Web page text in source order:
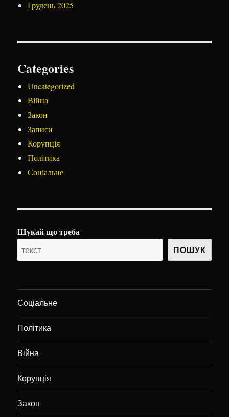
Грудень 2025
Categories
Uncategorized
Війна
Закон
Записи
Корупція
Політика
Соціальне
Шукай що треба
ПОШУК
Соціальне
Політика
Війна
Корупція
Закон